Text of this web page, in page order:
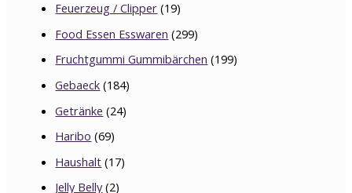
Feuerzeug / Clipper (19)
Food Essen Esswaren (299)
Fruchtgummi Gummibärchen (199)
Gebaeck (184)
Getränke (24)
Haribo (69)
Haushalt (17)
Jelly Belly (2)